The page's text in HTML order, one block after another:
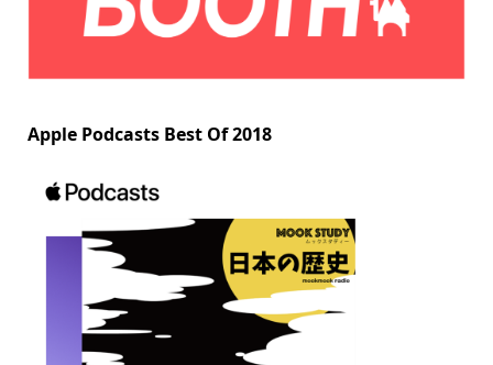
Apple Podcasts Best Of 2018